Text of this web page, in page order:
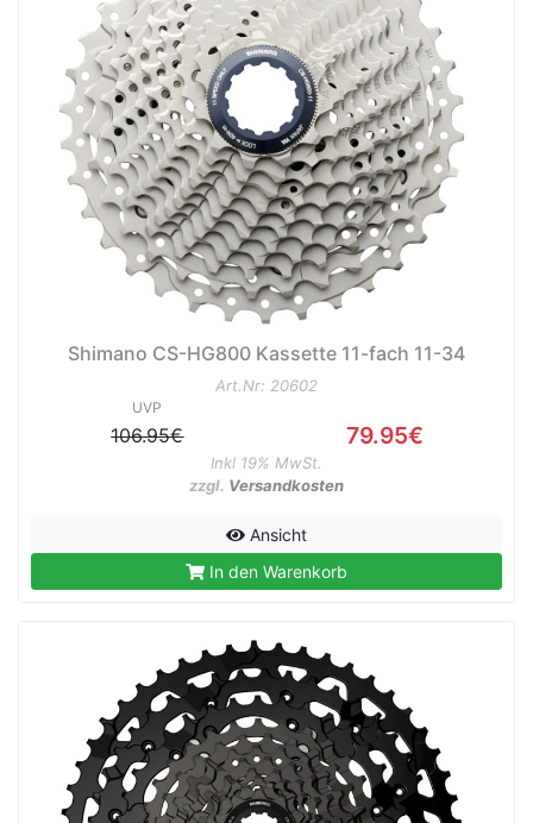
Shimano CS-HG800 Kassette 11-fach 11-34
Art.Nr: 20602
UVP
106.95€ 79.95€
Inkl 19% MwSt.
zzgl. Versandkosten
Ansicht
In den Warenkorb